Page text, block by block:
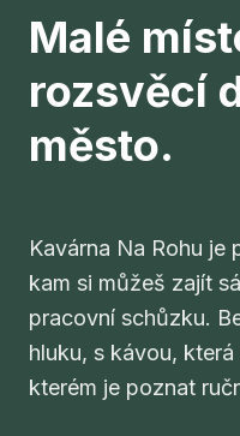
Malé
rozsvěcí
město.
Kavárna Na Rohu je
kam si můžeš zajít
pracovní schůzku.
hluku, s kávou,
kterém je poznat